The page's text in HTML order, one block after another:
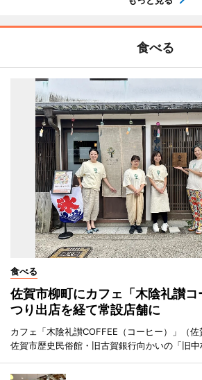
食べる
食べる
佐賀市柳町にカフェ「木陰礼讃
つり出店を経て常設店舗に
カフェ「木陰礼讃COFFEE（コーヒー）」（佐
佐賀市歴史民俗館・旧古賀銀行向かいの「旧中